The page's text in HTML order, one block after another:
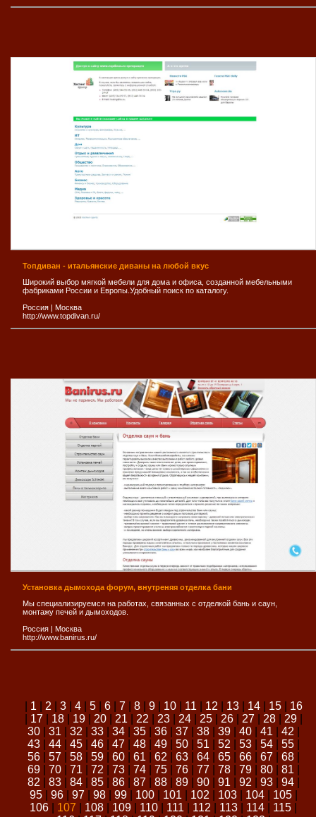
Топдиван - итальянские диваны на любой вкус
Широкий выбор мягкой мебели для дома и офиса, созданной мебельными
фабриками России и Европы.Удобный поиск по каталогу.
Россия
Москва
http://www.topdivan.ru/
Установка дымохода форум, внутреняя отделка бани
Мы специализируемся на работах, связанных с отделкой бань и саун,
монтажу печей и дымоходов.
Россия
Москва
http://www.banirus.ru/
1 2 3| 4| 5| 6| 7| 8| 9| 10| 11 12 13| 14| 15| 16
17| 18| 19| 20| 21 22 23| 24| 25| 26| 27| 28| 29|
30| 31 32 33| 34| 35| 36| 37| 38| 39| 40| 41 42
43| 44| 45| 46| 47| 48| 49| 50| 51 52 53| 54| 55|
56| 57| 58| 59| 60| 61 62 63| 64| 65| 66| 67| 68|
69| 70| 71 72 73| 74| 75| 76| 77| 78| 79| 80| 81
82
83| 84| 85| 86| 87| 88| 89| 90| 91 92 93| 94|
95| 96| 97| 98| 99| 100| 101 102 103| 104| 105|
106
107 108 109 110 111 112 113 114 115